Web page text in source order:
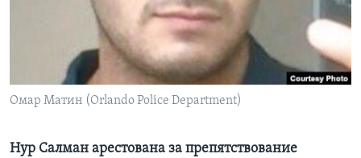
Learning English
СОЦИАЛЬНЫЕ СЕТИ
Языки
Омар Матин (Orlando Police Department)
Нур Салман арестована за препятствование